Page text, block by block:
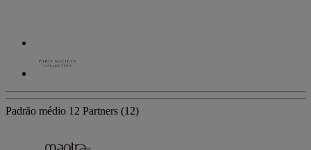
Padrão médio 12 Partners (12)